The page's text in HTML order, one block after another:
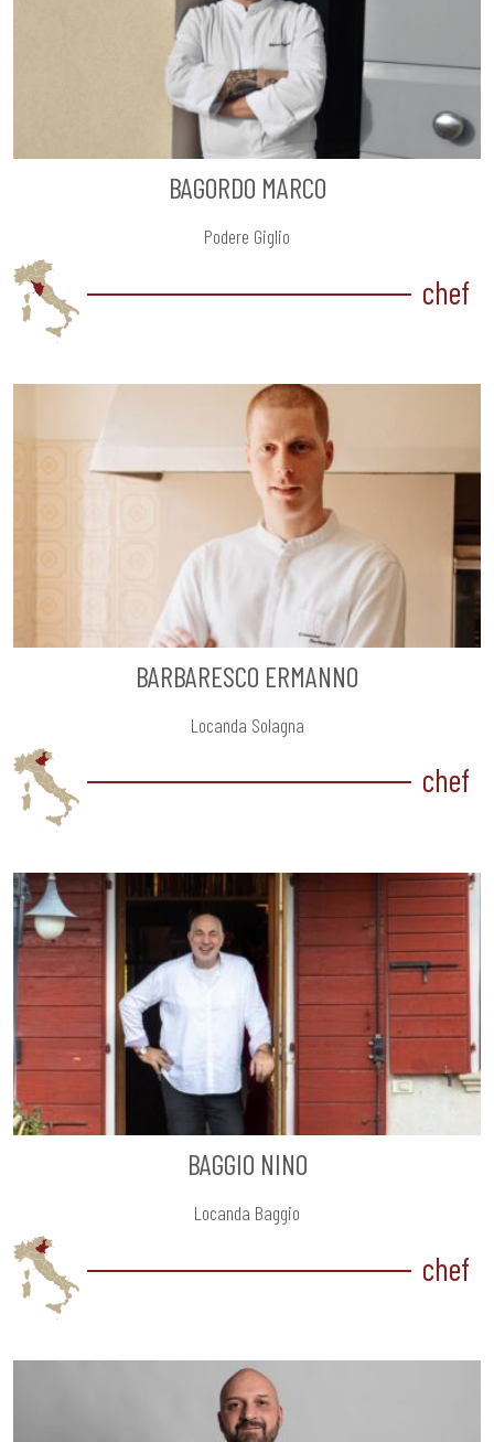
chef
BAGORDO MARCO
Podere Giglio
chef
BARBARESCO ERMANNO
Locanda Solagna
chef
BAGGIO NINO
Locanda Baggio